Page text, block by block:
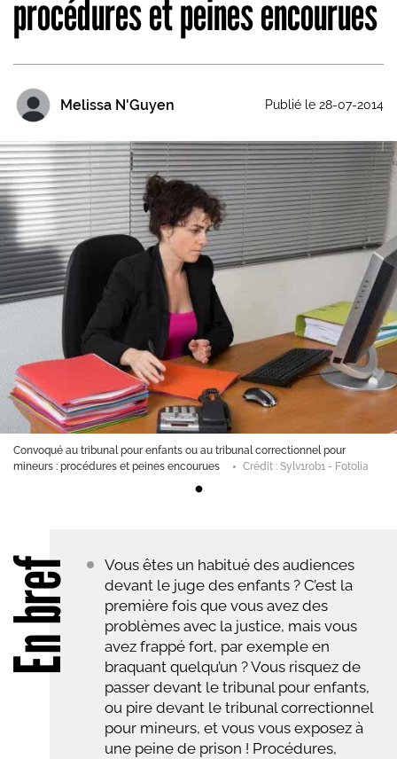
procédures et peines encourues
Melissa N'Guyen Publié le 28-07-2014
bref
Vous êtes un habitué des audiences
devant le juge des enfants ? C’est la
première fois que vous avez des
problèmes avec la justice, mais vous
avez frappé fort, par exemple en
braquant quelqu’un ? Vous risquez de
passer devant le tribunal pour enfants,
ou pire devant le tribunal correctionnel
pour mineurs, et vous vous exposez à
une peine de prison ! Procédures,
Convoqué au tribunal pour enfants ou au tribunal correctionnel pour
mineurs : procédures et peines encourues
Crédit : Sylv1rob1 - Fotolia